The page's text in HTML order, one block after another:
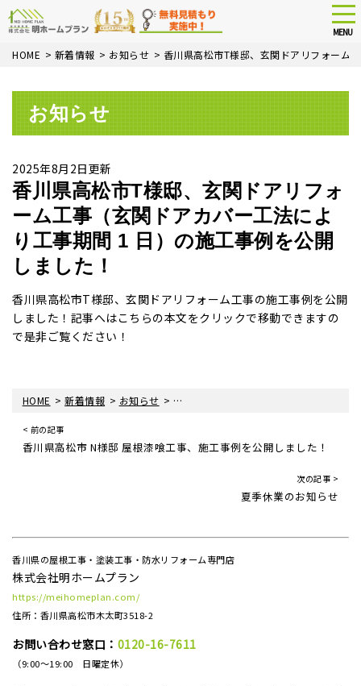
Skip
content
MENU
HOME > 新着情報 > お知らせ > 香川県高松市T様邸、玄関ドアリフォーム
お知らせ
2025年8月2日更新
香川県高松市T様邸、玄関ドアリフォ
ーム工事（玄関ドアカバー工法によ
り工事期間 1 日）の施工事例を公開
しました！
香川県高松市T様邸、玄関ドアリフォーム工事の施工事例を公開
しました！記事へはこちらの本文をクリックで移動できますの
で是非ご覧ください！
HOME >新着情報 > お知らせ > 香川県高松市T様邸、玄関ドアリフォー
< 前の記事
香川県高松市 N様邸 屋根漆喰工事、施工事例を公開しました！
次の記事 >
夏季休業のお知らせ
香川県の屋根工事・塗装工事・防水リフォーム専門店
株式会社明ホームプラン
https://meihomeplan.com/
住所：香川県高松市木太町3518-2
お問い合わせ窓口： 0120-16-7611
（9:00～19:00 日曜定休）